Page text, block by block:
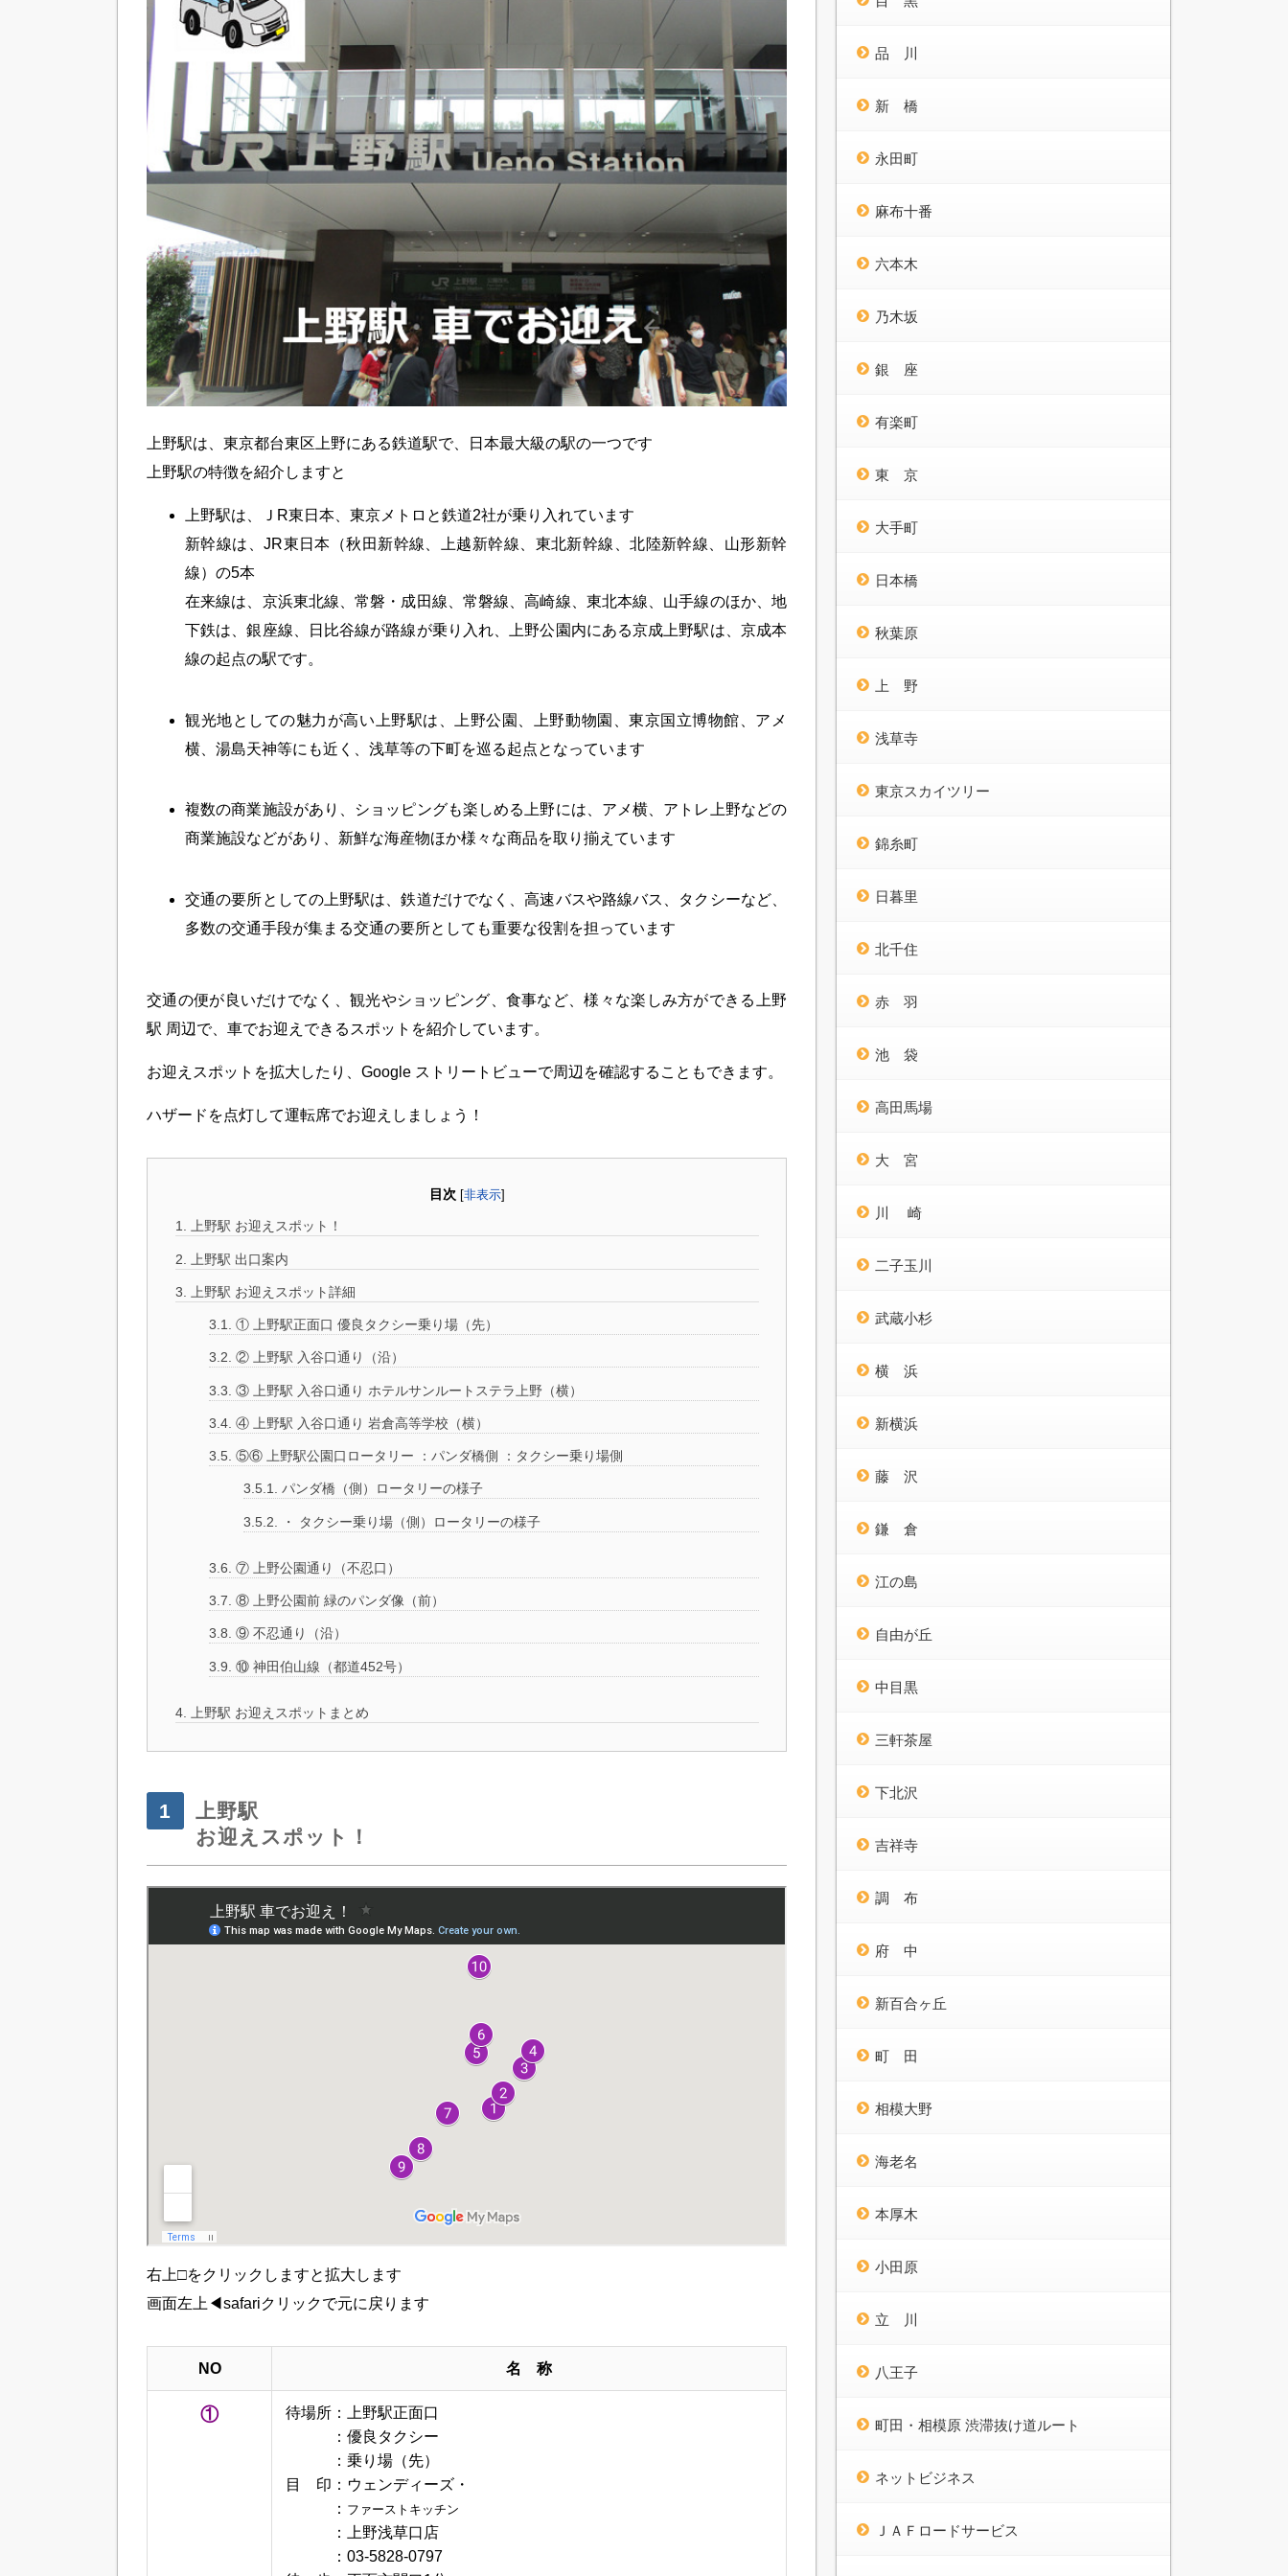
上野駅は、東京都台東区上野にある鉄道駅で、日本最大級の駅の一つです
上野駅の特徴を紹介しますと
上野駅は、ＪR東日本、東京メトロと鉄道2社が乗り入れています
新幹線は、JR東日本（秋田新幹線、上越新幹線、東北新幹線、北陸新幹線、山形新幹
線）の5本
在来線は、京浜東北線、常磐・成田線、常磐線、高崎線、東北本線、山手線のほか、地
下鉄は、銀座線、日比谷線が路線が乗り入れ、上野公園内にある京成上野駅は、京成本
線の起点の駅です。
観光地としての魅力が高い 上野駅は、上野公園、上野動物園、東京国立博物館、アメ
横、湯島天神等にも近く、浅草等の下町を巡る起点となっています
複数の商業施設があり、ショッピングも楽しめる上野には、アメ横、アトレ上野などの
商業施設などがあり、新鮮な海産物ほか様々な商品を取り揃えています
交通の要所としての上野駅は、鉄道だけでなく、高速バスや路線バス、タクシーなど、
多数の交通手段が集まる交通の要所としても重要な役割を担っています
交通の便が良いだけでなく、観光やショッピング、食事など、様々な楽しみ方ができる上野
駅 周辺で、車でお迎えできるスポットを紹介しています。
お迎えスポットを拡大したり、Google ストリートビューで周辺を確認することもできます。
ハザードを点灯して運転席でお迎えしましょう！
目次 [非表示]
1. 上野駅 お迎えスポット！
2. 上野駅 出口案内
3. 上野駅 お迎えスポット詳細
3.1. ① 上野駅正面口 優良タクシー乗り場（先）
3.2. ② 上野駅 入谷口通り（沿）
3.3. ③ 上野駅 入谷口通り ホテルサンルートステラ上野（横）
3.4. ④ 上野駅 入谷口通り 岩倉高等学校（横）
3.5. ⑤⑥ 上野駅公園口ロータリー ：パンダ橋側 ：タクシー乗り場側
3.5.1. パンダ橋（側）ロータリーの様子
3.5.2. ・ タクシー乗り場（側）ロータリーの様子
3.6. ⑦ 上野公園通り（不忍口）
3.7. ⑧ 上野公園前 緑のパンダ像（前）
3.8. ⑨ 不忍通り（沿）
3.9. ⑩ 神田伯山線（都道452号）
4. 上野駅 お迎えスポットまとめ
上野駅
お迎えスポット！
右上□をクリックしますと拡大します
画面左上◀safariクリックで元に戻ります
NO 名 称
①
待場所：上野駅正面口
：優良タクシー
：乗り場（先）
目 印：ウェンディーズ・
： ファーストキッチン
：上野浅草口店
：03-5828-0797
品 川
新 橋
永田町
麻布十番
六本木
乃木坂
銀 座
有楽町
東 京
大手町
日本橋
秋葉原
上 野
浅草寺
東京スカイツリー
錦糸町
日暮里
北千住
赤 羽
池 袋
高田馬場
大 宮
川 崎
二子玉川
武蔵小杉
横 浜
新横浜
藤 沢
鎌 倉
江の島
自由が丘
中目黒
三軒茶屋
下北沢
吉祥寺
調 布
府 中
新百合ヶ丘
町 田
相模大野
海老名
本厚木
小田原
立 川
八王子
町田・相模原 渋滞抜け道ルート
ネットビジネス
ＪＡＦロードサービス